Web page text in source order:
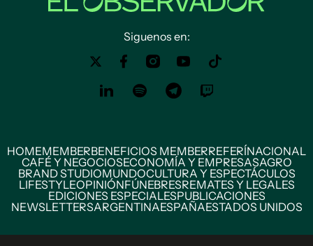
Siguenos en:
HOMEMEMBERBENEFICIOS MEMBERREFERÍNACIONAL
CAFÉ Y NEGOCIOSECONOMÍA Y EMPRESASAGRO
BRAND STUDIOMUNDOCULTURA Y ESPECTÁCULOS
LIFESTYLEOPINIÓNFÚNEBRESREMATES Y LEGALES
EDICIONES ESPECIALESPUBLICACIONES
NEWSLETTERSARGENTINAESPAÑAESTADOS UNIDOS